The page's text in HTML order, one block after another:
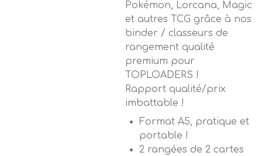
Pokémon, Lorcana, Magic
et autres TCG grâce à nos
binder / classeurs de
rangement qualité
premium pour
TOPLOADERS !
Rapport qualité/prix
imbattable !
Format A5, pratique et
portable !
2 rangées de 2 cartes